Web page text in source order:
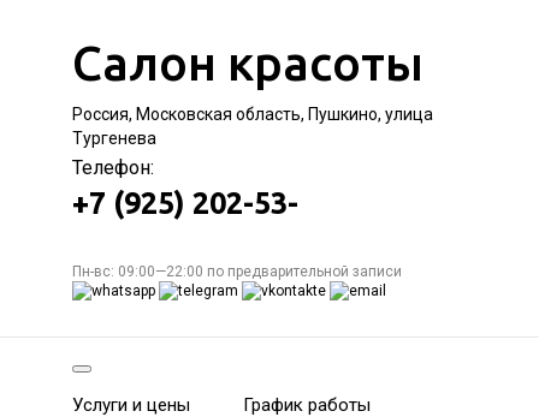
Салон красоты
Россия, Московская область, Пушкино, улица
Тургенева
Телефон:
+7 (925) 202-53-
Пн-вс: 09:00—22:00 по предварительной записи
Услуги и цены График работы